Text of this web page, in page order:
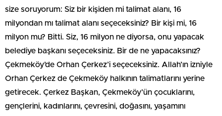
size soruyorum: Siz bir kişiden mi talimat alanı, 16
milyondan mı talimat alanı seçeceksiniz? Bir kişi mi, 16
milyon mu? Bitti. Siz, 16 milyon ne diyorsa, onu yapacak
belediye başkanı seçeceksiniz. Bir de ne yapacaksınız?
Çekmeköy’de Orhan Çerkez’i seçeceksiniz. Allah’ın izniyle
Orhan Çerkez de Çekmeköy halkının talimatlarını yerine
getirecek. Çerkez Başkan, Çekmeköy’ün çocuklarını,
gençlerini, kadınlarını, çevresini, doğasını, yaşamını